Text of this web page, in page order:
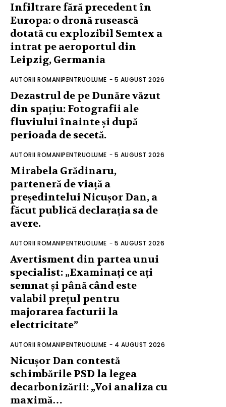
Infiltrare fără precedent în
Europa: o dronă rusească
dotată cu explozibil Semtex a
intrat pe aeroportul din
Leipzig, Germania
AUTORII ROMANIPENTRUOLUME - 5 AUGUST 2026
Dezastrul de pe Dunăre văzut
din spațiu: Fotografii ale
fluviului înainte și după
perioada de secetă.
AUTORII ROMANIPENTRUOLUME - 5 AUGUST 2026
Mirabela Grădinaru,
parteneră de viață a
președintelui Nicușor Dan, a
făcut publică declarația sa de
avere.
AUTORII ROMANIPENTRUOLUME - 5 AUGUST 2026
Avertisment din partea unui
specialist: „Examinați ce ați
semnat și până când este
valabil prețul pentru
majorarea facturii la
electricitate”
AUTORII ROMANIPENTRUOLUME - 4 AUGUST 2026
Nicușor Dan contestă
schimbările PSD la legea
decarbonizării: „Voi analiza cu
maximă…